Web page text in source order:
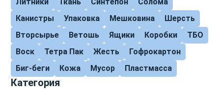
Канистры
Упаковка Мешковина
Шерсть
Вторсырье
Ветошь Ящики Коробки
ТБО
Воск
Тетра Пак Жесть
Гофрокартон
Биг-беги
Кожа Мусор Пластмасса
Категория